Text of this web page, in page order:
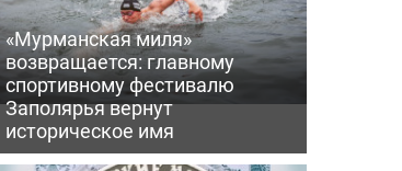
«Мурманская миля»
возвращается: главному
спортивному фестивалю
Заполярья вернут
историческое имя